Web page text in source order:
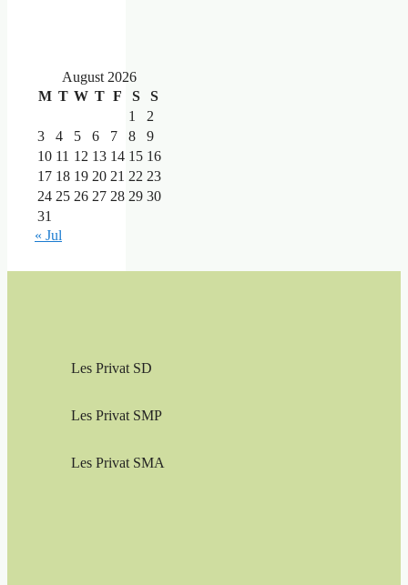
August 2026
M T W T F S
S
1
2
3
4 5 6 7 8
9
10 11 12 13 14 15 16
17 18 19 20 21 22 23
24 25 26 27 28 29 30
31
« Jul
Les Privat SD
Les Privat SMP
Les Privat SMA